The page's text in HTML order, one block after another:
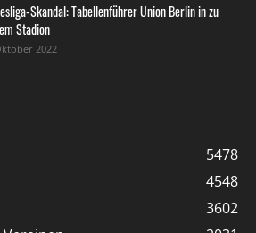
Skandal: Tabellenführer Union Berlin in zu
Stadion
2022
5478
4548
3602